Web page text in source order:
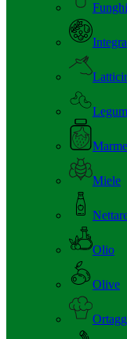
Miele
Olio
Olive